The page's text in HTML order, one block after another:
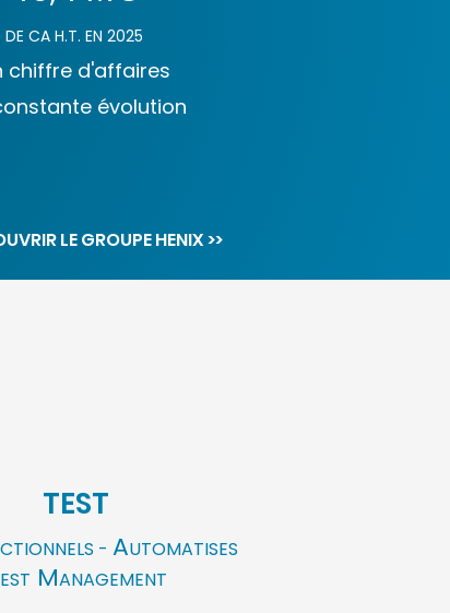
DE CA H.T. EN 2025
chiffre d'affaires
évolution
LE GROUPE HENIX >>
TEST
- AUTOMATISES
EST MANAGEMENT